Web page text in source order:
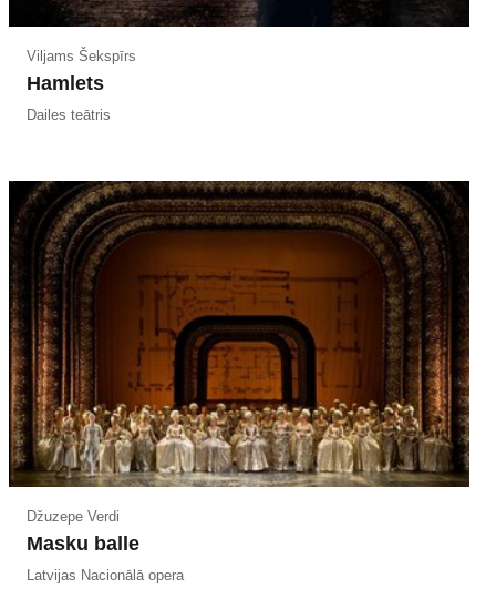
Viljams Šekspīrs
Hamlets
Dailes teātris
Džuzepe Verdi
Masku balle
Latvijas Nacionālā opera